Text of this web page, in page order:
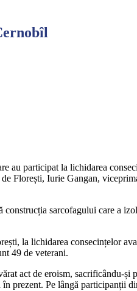
participat la lichidarea
Florești, Iurie Gangan,
sarcofagului care a
la lichidarea consecințelor
49 de veterani.
act de eroism, sacrificându-și
prezent. Pe lângă